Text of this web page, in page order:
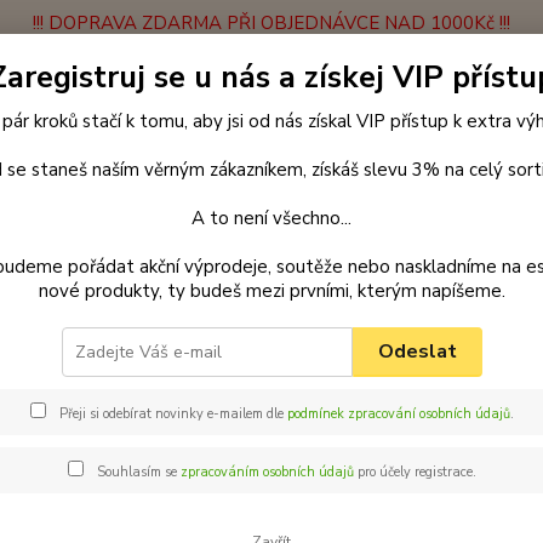
!!! DOPRAVA ZDARMA PŘI OBJEDNÁVCE NAD 1000Kč !!!
Vrácení zboží Obchodní podmínky Velkoobchodní spolupráce
nylonový náhubek pro psy
stále
se u nás a získej VIP
kroků stačí k tomu, aby jsi od nás získal VIP přístup k extra
se staneš naším věrným zákazníkem, získáš slevu 3% na celý
A to není všechno...
pořádat akční výprodeje, soutěže nebo naskladníme na
nové produkty, ty budeš mezi prvními, kterým napíšeme.
Odeslat
Přeji si odebírat novinky e-mailem dle podmínek zpracování osobních údajů.
Souhlasím se zpracováním osobních údajůpro účely registrace.